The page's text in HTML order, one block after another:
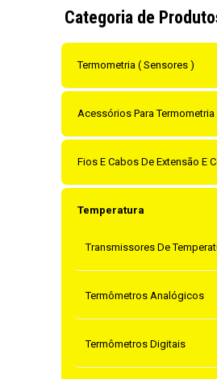
Categoria de
Termometria ( Sensores )
Acessórios Para Termometria
Fios E Cabos De Extensão E
Temperatura
Transmissores De
Termômetros Analógicos
Termômetros Digitais